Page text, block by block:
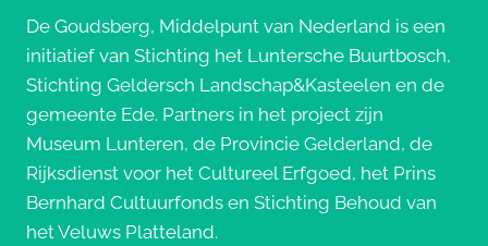
De Goudsberg, Middelpunt van Nederland is een
initiatief van Stichting het Luntersche Buurtbosch,
Stichting Geldersch Landschap&Kasteelen en de
gemeente Ede. Partners in het project zijn
Museum Lunteren, de Provincie Gelderland, de
Rijksdienst voor het Cultureel Erfgoed, het Prins
Bernhard Cultuurfonds en Stichting Behoud van
het Veluws Platteland.